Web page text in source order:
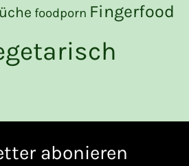
foodporn Fingerfood
abonieren